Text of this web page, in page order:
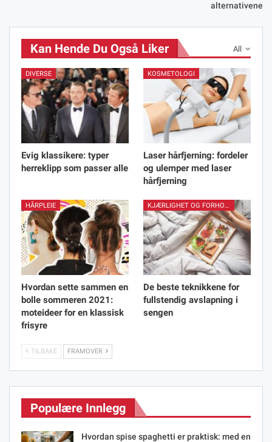
alternativene
All
Kan Hende Du Også Liker
DIVERSE
Evig klassikere: typer
herreklipp som passer alle
KOSMETOLOGI
Laser hårfjerning: fordeler
og ulemper med laser
hårfjerning
HÅRPLEIE
Hvordan sette sammen en
bolle sommeren 2021:
moteideer for en klassisk
frisyre
KJÆRLIGHET OG FORHOLD
De beste teknikkene for
fullstendig avslapning i
sengen
TILBAKE FRAMOVER
Populære Innlegg
Hvordan spise spaghetti er praktisk: med en